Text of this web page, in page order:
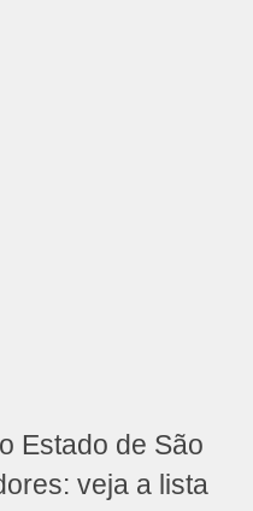
Estado de São
veja a lista